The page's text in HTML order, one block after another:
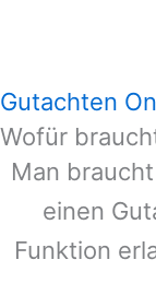
Gutachten
Wofür
Man
einen
Funktion